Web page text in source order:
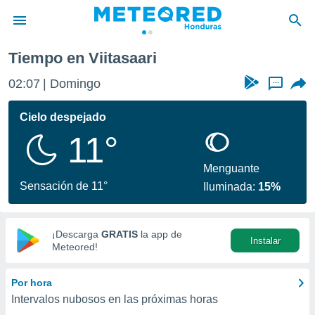
de
ha sido
calidad.
a este
las
y
digital
basada
Tiempo en Viitasaari
02:07 Domingo ...
Cielo despejado
11°
Sensación de 11°
Menguante
Iluminada: 15%
¡Descarga GRATIS la app de
Meteored!
Instalar
Por hora
Intervalos nubosos en las próximas horas